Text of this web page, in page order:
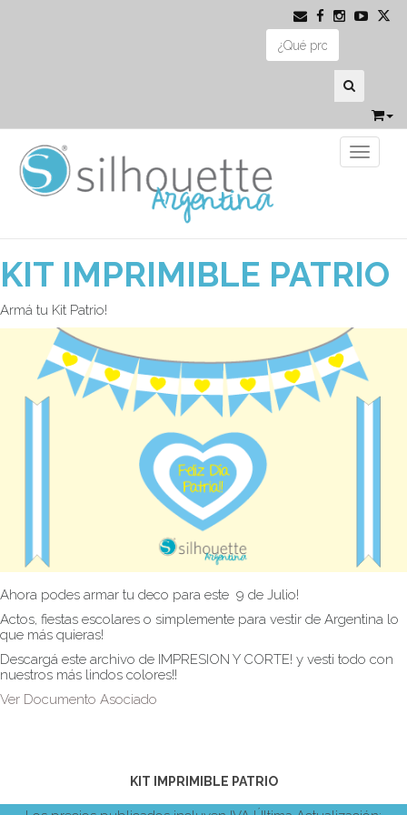
Toggle
KIT IMPRIMIBLE PATRIO
Armá tu Kit Patrio!
Ahora podes armar tu deco para este 9 de Julio!
Actos, fiestas escolares o simplemente para vestir de Argentina lo
que más quieras!
Descargá este archivo de IMPRESION Y CORTE! y vesti todo con
nuestros más lindos colores!!
Ver Documento Asociado
KIT IMPRIMIBLE PATRIO